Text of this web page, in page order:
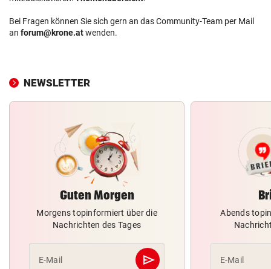
Bei Fragen können Sie sich gern an das Community-Team per Mail
an forum@krone.atwenden.
NEWSLETTER
Guten Morgen
Morgens topinformiert über die
Nachrichten des Tages
E-Mail send
Abschicken
Abends
E-Mail